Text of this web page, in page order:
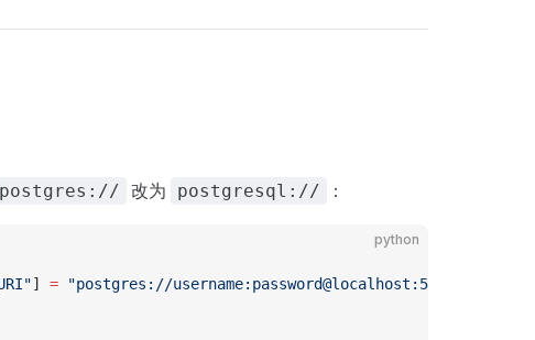
postgres:// 改为 postgresql:// ：
python
] = "postgres://username:password@localhost:5432/dbname"